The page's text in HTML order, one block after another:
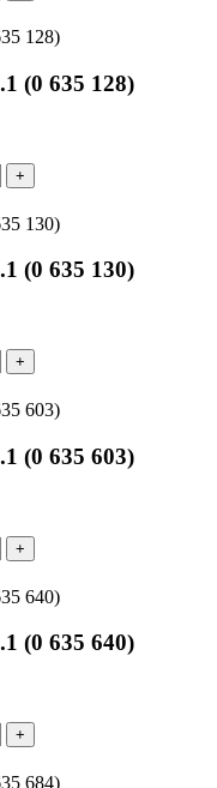
(0 635 128)
+
(0 635 130)
+
(0 635 603)
+
(0 635 640)
+